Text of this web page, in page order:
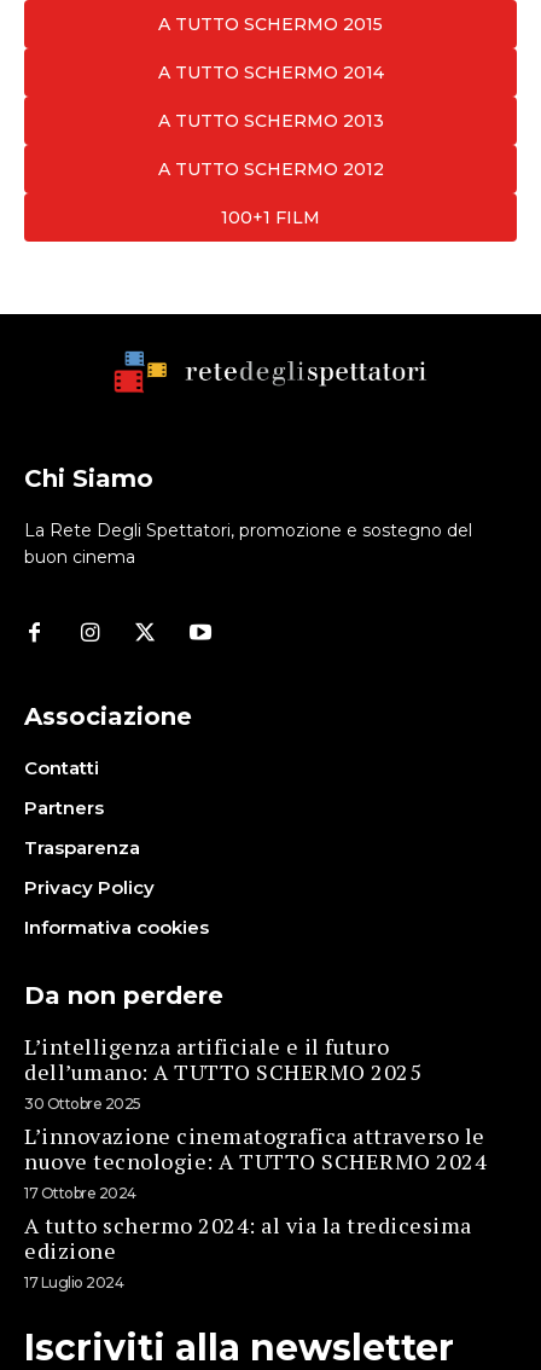
A TUTTO SCHERMO 2015
A TUTTO SCHERMO 2014
A TUTTO SCHERMO 2013
A TUTTO SCHERMO 2012
100+1 FILM
Chi Siamo
La Rete Degli Spettatori, promozione e sostegno del
buon cinema
Associazione
Contatti
Partners
Trasparenza
Privacy Policy
Informativa cookies
Da non perdere
L’intelligenza artificiale e il futuro
dell’umano: A TUTTO SCHERMO 2025
30 Ottobre 2025
L’innovazione cinematografica attraverso le
nuove tecnologie: A TUTTO SCHERMO 2024
17 Ottobre 2024
A tutto schermo 2024: al via la tredicesima
edizione
17 Luglio 2024
Iscriviti alla newsletter